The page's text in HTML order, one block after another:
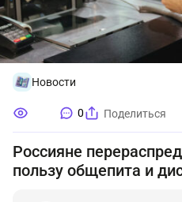
Новости
0 Поделиться
Россияне
пользу общепита и